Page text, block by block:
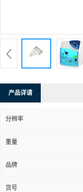
产品详请
分辨率
重量
品牌
货号